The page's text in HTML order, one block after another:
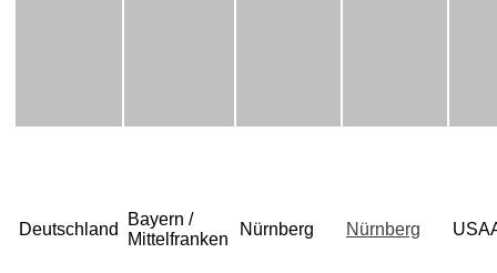
Deutschland
Bayern /
Mittelfranken
Nürnberg Nürnberg